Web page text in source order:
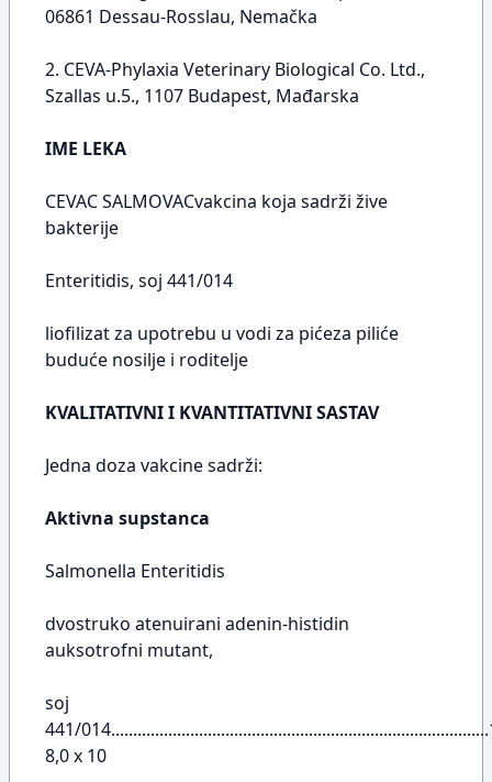
06861 Dessau-Rosslau, Nemačka
2. CEVA-Phylaxia Veterinary Biological Co. Ltd.,
Szallas u.5., 1107 Budapest, Mađarska
IME LEKA
CEVAC SALMOVACvakcina koja sadrži žive
bakterije
Enteritidis, soj 441/014
liofilizat za upotrebu u vodi za pićeza piliće
buduće nosilje i roditelje
KVALITATIVNI I KVANTITATIVNI SASTAV
Jedna doza vakcine sadrži:
Aktivna supstanca
Salmonella Enteritidis
dvostruko atenuirani adenin-histidin
auksotrofni mutant,
soj
441/
8,0 x 10